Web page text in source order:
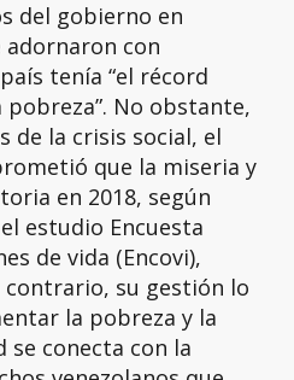
del gobierno en
con
tenía “el récord
No obstante,
de la crisis social, el
que la miseria y
en 2018, según
estudio Encuesta
de vida (Encovi),
contrario, su gestión lo
la pobreza y la
se conecta con la